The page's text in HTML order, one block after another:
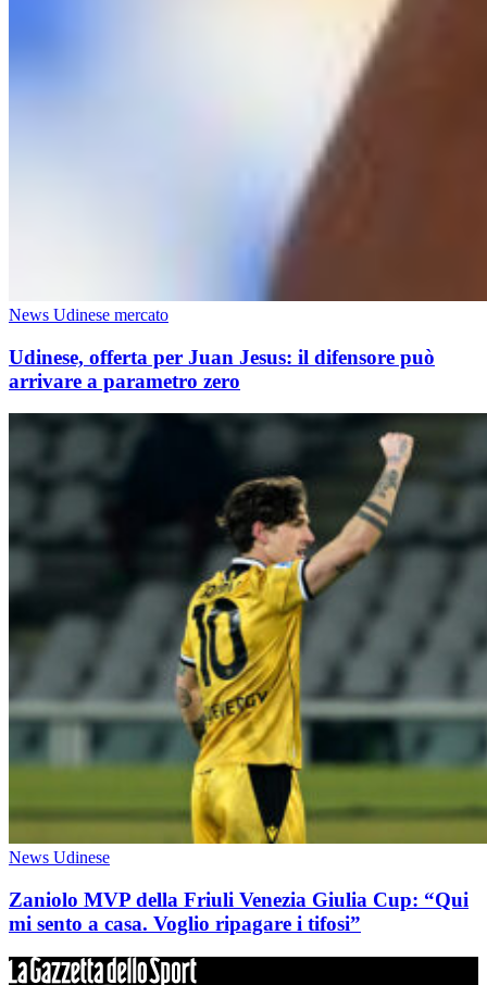
News Udinese mercato
Udinese, offerta per Juan Jesus: il difensore può
arrivare a parametro zero
News Udinese
Zaniolo MVP della Friuli Venezia Giulia Cup: “Qui
mi sento a casa. Voglio ripagare i tifosi”